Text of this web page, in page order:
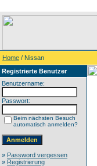
Home / Nissan
Registrierte Benutzer
Benutzername:
Passwort:
Beim nächsten Besuch
automatisch anmelden?
» Password vergessen
» Registrierung